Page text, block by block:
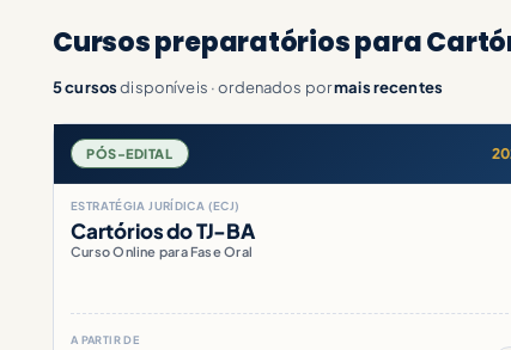
Cursos preparatórios para
5 cursosdisponíveis · ordenados pormais recentes
PÓS-EDITAL
ESTRATÉGIA JURÍDICA (ECJ)
Cartórios do TJ-BA
Curso Online para Fase Oral
A PARTIR DE